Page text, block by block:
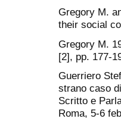
Gregory M.
their social
Gregory M.
[2], pp. 177-
Guerriero
strano caso
Scritto e
Roma, 5-6